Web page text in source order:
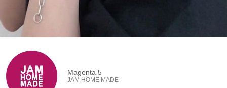
Magenta 5
JAM HOME MADE